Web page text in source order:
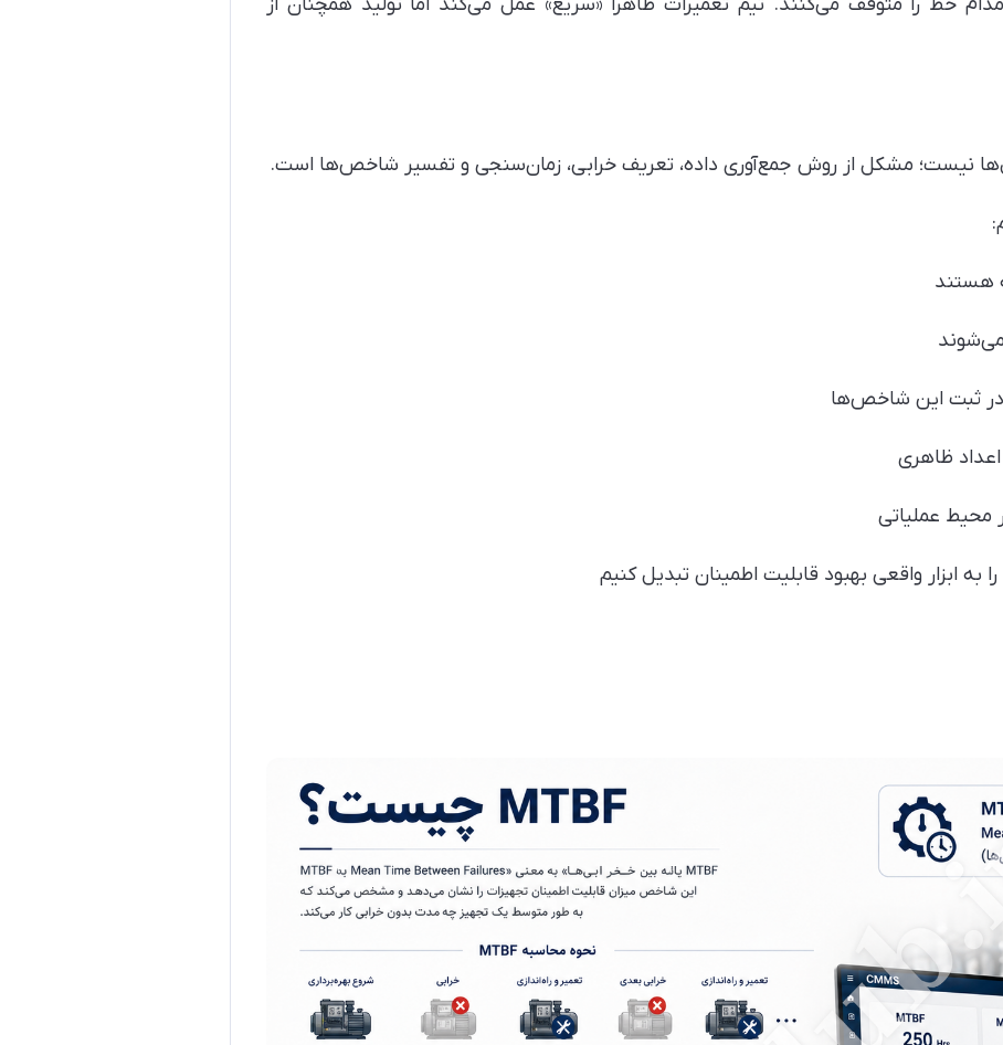
خط را متوقف می‌کنند. تیم تعمیرات ظاهراً «سریع» عمل می‌کند اما تولید همچنان از
نیست؛ مشکل از روش جمع‌آوری داده، تعریف خرابی، زمان‌سنجی و تفسیر شاخص‌ها است.
در ثبت این شاخص‌ها
ظاهری
محیط عملیاتی